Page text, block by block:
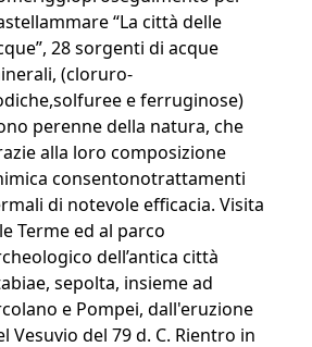
“La città delle
28 sorgenti di acque
(cloruro-
e ferruginose)
perenne della natura, che
alla loro composizione
consentonotrattamenti
di notevole efficacia. Visita
Terme ed al parco
dell’antica città
sepolta, insieme ad
e Pompei, dall'eruzione
Vesuvio del 79 d. C. Rientro in